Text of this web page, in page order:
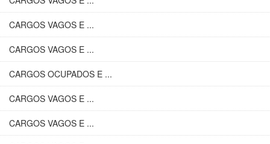
CARGOS VAGOS E ...
CARGOS VAGOS E ...
CARGOS OCUPADOS E ...
CARGOS VAGOS E ...
CARGOS VAGOS E ...